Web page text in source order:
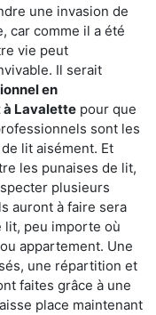
une invasion de
car comme il a été
vie peut
Il serait
en
à Lavalette pour que
sont les
lit aisément. Et
les punaises de lit,
plusieurs
auront à faire sera
lit, peu importe où
appartement. Une
une répartition et
faites grâce à une
place maintenant